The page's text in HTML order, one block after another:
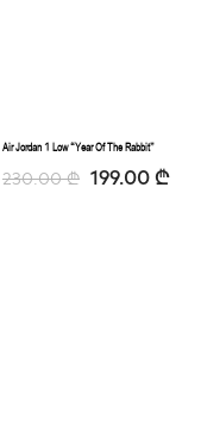
Air Jordan 1 Low “Year Of The Rabbit”
230.00₾ 199.00 ₾